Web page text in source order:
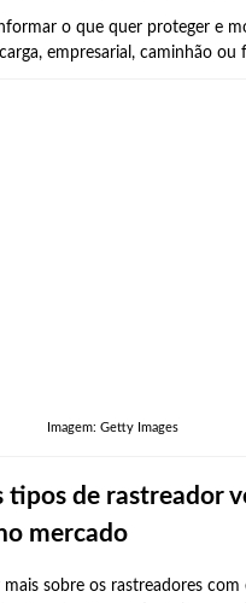
o que quer proteger e
empresarial, caminhão ou
Imagem: Getty Images
tipos de rastreador
mercado
sobre os rastreadores com